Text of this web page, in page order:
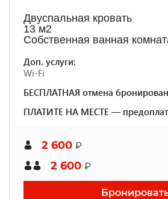
Двуспальная кровать
13 м2
Собственная ванная
Доп. услуги:
Wi-Fi
БЕСПЛАТНАЯ отмена
ПЛАТИТЕ НА МЕСТЕ —
2 600 ₽
2 600 ₽